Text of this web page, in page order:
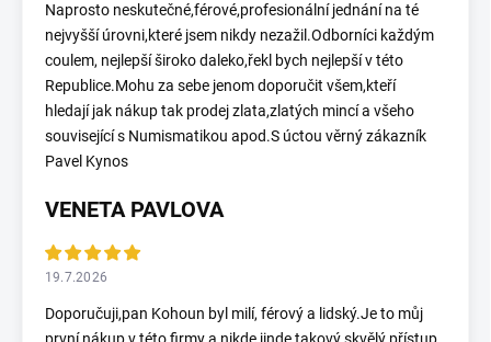
Naprosto neskutečné,férové,profesionální jednání na té
nejvyšší úrovni,které jsem nikdy nezažil.Odborníci každým
coulem, nejlepší široko daleko,řekl bych nejlepší v této
Republice.Mohu za sebe jenom doporučit všem,kteří
hledají jak nákup tak prodej zlata,zlatých mincí a všeho
související s Numismatikou apod.S úctou věrný zákazník
Pavel Kynos
VENETA PAVLOVA
19.7.2026
Doporučuji,pan Kohoun byl milí, férový a lidský.Je to můj